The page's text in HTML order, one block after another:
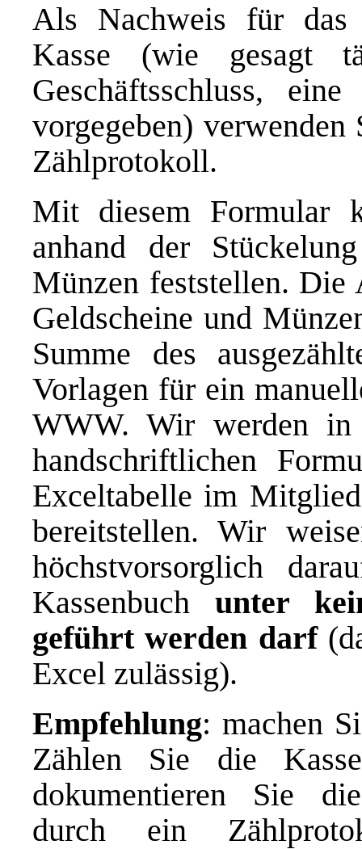
Als Nachweis für das
Kasse (wie gesagt
Geschäftsschluss,
vorgegeben) verwenden
Zählprotokoll.
Mit diesem Formular
anhand der
Münzen feststellen. Die
Geldscheine und
Summe des
Vorlagen für ein
WWW. Wir werden in
handschriftlichen
Exceltabelle im
bereitstellen. Wir
höchstvorsorglich
Kassenbuch unter
geführt werden darf
Excel zulässig).
Empfehlung: machen
Zählen Sie die
dokumentieren Sie
durch ein